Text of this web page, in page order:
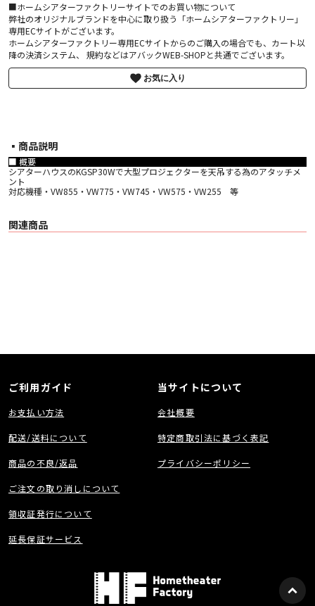
■ホームシアターファクトリーサイトでのお買い物について
弊社のオリジナルブランドを中心に取り扱う「ホームシアターファクトリー」
専用ECサイトがございます。
ホームシアターファクトリー専用ECサイトからのご購入の場合でも、カート以
降の決済システム、 規約などはアバックWEB-SHOPと共通でございます。
お気に入り
▪︎商品説明
■ 概要
シアターハウスのKGSP30Wで大型プロジェクターを天吊する為のアタッチメ
ント
対応機種・VW855・VW775・VW745・VW575・VW255 等
関連商品
ご利用ガイド
お支払い方法
配送/送料について
商品の不良/返品
ご注文の取り消しについて
領収証発行について
延長保証サービス
当サイトについて
会社概要
特定商取引法に基づく表記
プライバシーポリシー